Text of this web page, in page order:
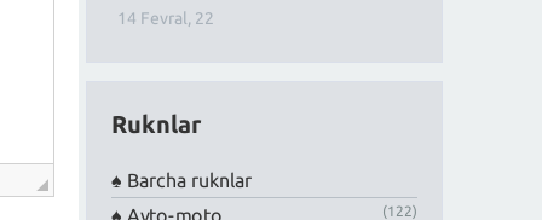
14 Fevral, 22
Ruknlar
Barcha ruknlar
Avto-moto
(122)